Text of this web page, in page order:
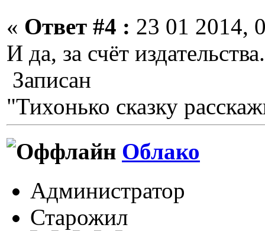
« Ответ #4 : 23 01 2014,
И да, за счёт издательства.
Записан
"Тихонько сказку
Облако
Администратор
Старожил